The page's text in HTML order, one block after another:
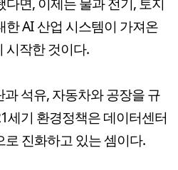
한 AI 산업 시스템이 가져온
시작한 것이다.
석유, 자동차와 공장을 규
세기 환경정책은 데이터센터
진화하고 있는 셈이다.